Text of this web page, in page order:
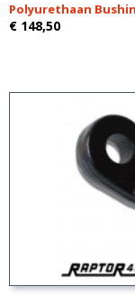
Polyurethaan
€ 148,50